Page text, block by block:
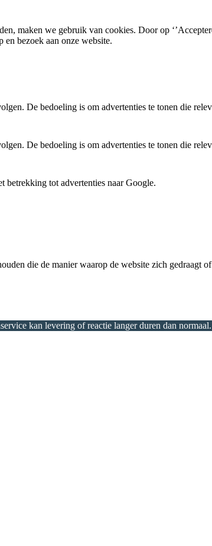
maken we gebruik van cookies. Door op
bezoek aan onze website.
De bedoeling is om advertenties te tonen die
De bedoeling is om advertenties te tonen die
betrekking tot advertenties naar Google.
die de manier waarop de website zich
kan levering of reactie langer duren dan normaal.